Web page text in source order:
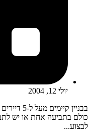
יולי 12, 2004
בבניין
כולם בתביעה אחת או יש
לבצוע...